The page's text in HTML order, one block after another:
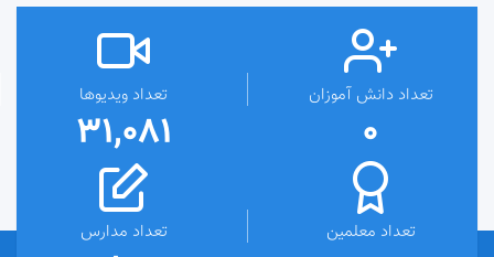
تعداد دانش آموزان
0
تعداد ویدیوها
31,081
تعداد معلمین تعداد مدارس